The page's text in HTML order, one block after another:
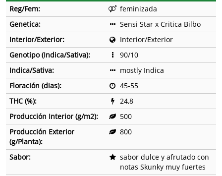
Reg/Fem:
feminizada
Genetica:
Sensi Star x Critica Bilbo
Interior/Exterior:
Interior/Exterior
Genotipo (Indica/Sativa):
90/10
Indica/Sativa:
mostly Indica
Floración (dias):
45-55
THC (%):
24,8
Producción Interior (g/m2):
500
Producción Exterior
(g/Planta):
800
Sabor:
sabor dulce y afrutado con
notas Skunky muy fuertes